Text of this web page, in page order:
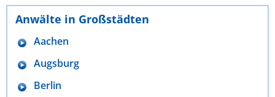
Anwälte in Großstädten
Aachen
Augsburg
Berlin